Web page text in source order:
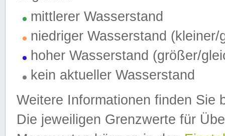
mittlerer Wasserstand
niedriger Wasserstand (kleiner/
hoher Wasserstand (größer/
kein aktueller Wasserstand
Weitere Informationen finden Sie
Die jeweiligen Grenzwerte für